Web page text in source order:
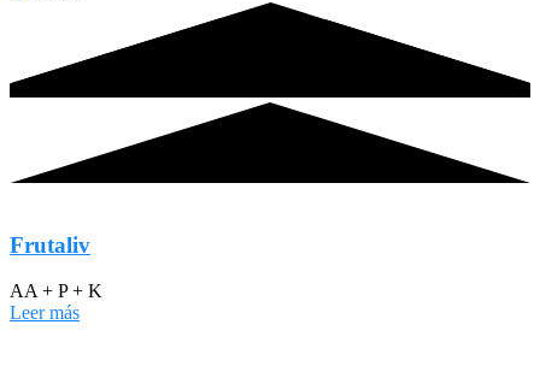
Frutaliv
AA + P + K
Leer más